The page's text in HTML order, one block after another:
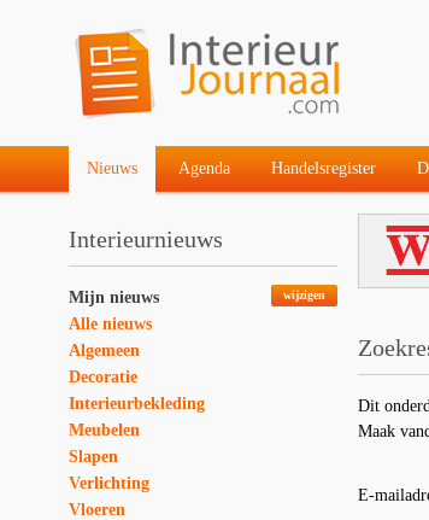
Nieuws Agenda Handelsregister
Interieurnieuws
wijzigen
Mijn nieuws
Alle nieuws
Algemeen
Decoratie
Interieurbekleding
Meubelen
Slapen
Verlichting
Vloeren
Dit
Maak
E-